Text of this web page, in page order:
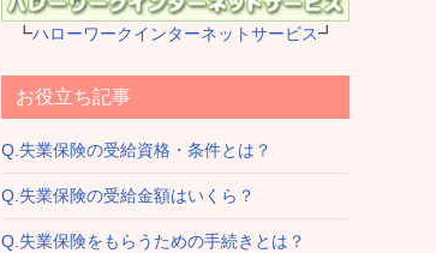
┗ハローワークインターネットサービス┛
お役立ち記事
Q.失業保険の受給資格・条件とは？
Q.失業保険の受給金額はいくら？
Q.失業保険をもらうための手続きとは？